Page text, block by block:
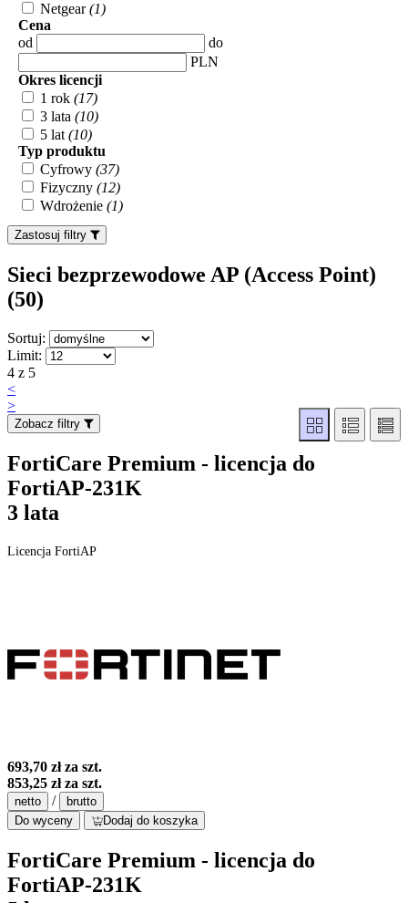
Netgear(1)
Cena
od
do
PLN
Okres licencji
1 rok (17)
3 lata (10)
5 lat (10)
Typ produktu
Cyfrowy (37)
Fizyczny (12)
Wdrożenie (1)
Zastosuj filtry
Sieci bezprzewodowe AP (Access Point)
(50)
Sortuj:
Limit:
4 z 5
<
>
Zobacz filtry
FortiCare Premium - licencja do
FortiAP-231K
3 lata
Licencja FortiAP
693,70 złza szt.
853,25 złza szt.
netto /
brutto
Do wyceny
Dodaj do koszyka
FortiCare Premium - licencja do
FortiAP-231K